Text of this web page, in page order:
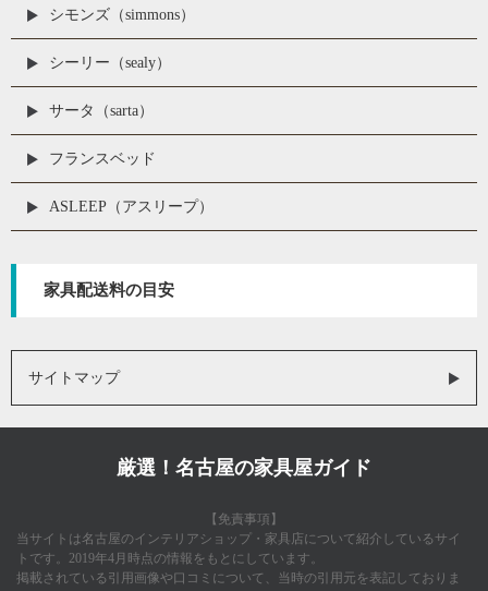
シモンズ（simmons）
シーリー（sealy）
サータ（sarta）
フランスベッド
ASLEEP（アスリープ）
家具配送料の目安
サイトマップ
厳選！名古屋の家具屋ガイド
【免責事項】
当サイトは名古屋のインテリアショップ・家具店について紹介しているサイ
トです。2019年4月時点の情報をもとにしています。
掲載されている引用画像や口コミについて、当時の引用元を表記しておりま